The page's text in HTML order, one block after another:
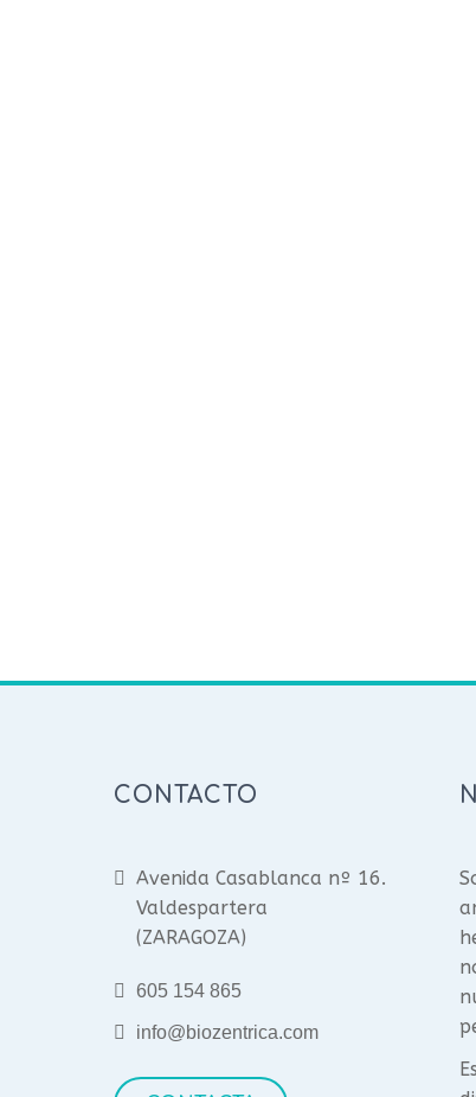
CONTACTO
Avenida Casablanca nº 16.
Valdespartera
(ZARAGOZA)
605 154 865
info@biozentrica.com